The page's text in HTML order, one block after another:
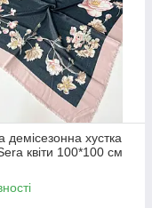
демісезонна хустка
квіти 100*100 см